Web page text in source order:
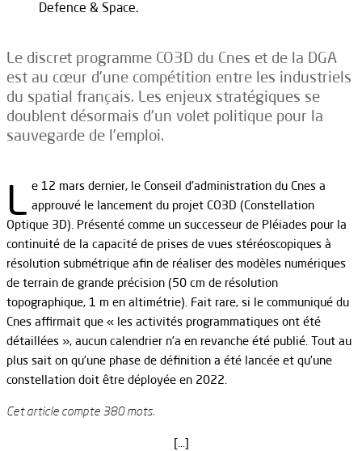
Defence & Space.
Le discret programme CO3D du Cnes et de la DGA
est au cœur d’une compétition entre les industriels
du spatial français. Les enjeux stratégiques se
doublent désormais d’un volet politique pour la
sauvegarde de l’emploi.
L e 12 mars dernier, le Conseil d’administration du Cnes a
approuvé le lancement du projet CO3D (Constellation
Optique 3D). Présenté comme un successeur de Pléiades pour la
continuité de la capacité de prises de vues stéréoscopiques à
résolution submétrique afin de réaliser des modèles numériques
de terrain de grande précision (50 cm de résolution
topographique, 1 m en altimétrie). Fait rare, si le communiqué du
Cnes affirmait que « les activités programmatiques ont été
détaillées », aucun calendrier n’a en revanche été publié. Tout au
plus sait on qu’une phase de définition a été lancée et qu’une
constellation doit être déployée en 2022.
Cet article compte 380 mots.
[…]